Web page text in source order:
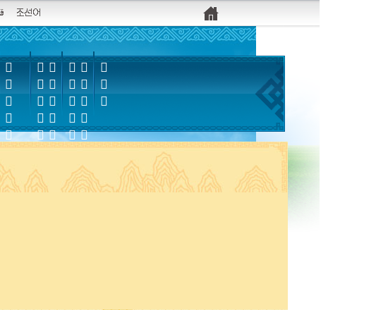
 
 
